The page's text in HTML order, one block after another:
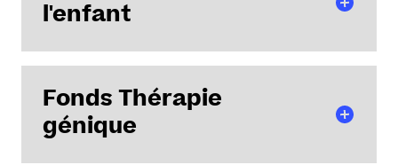
l'enfant
Fonds Thérapie
génique